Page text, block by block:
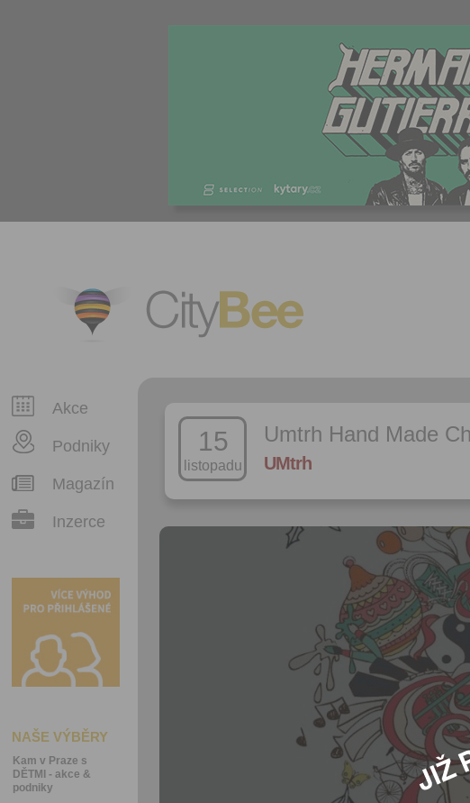
CityBee
Akce
Podniky
Magazín
Inzerce
NAŠE VÝBĚRY
Kam v Praze s
DĚTMI - akce &
podniky
15
listopadu
Umtrh Hand Made
UMtrh